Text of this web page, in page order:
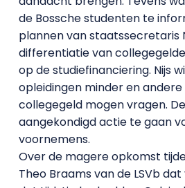
de Bossche studenten te
plannen van staatssecretaris
differentiatie van
op de studiefinanciering. Nijs
opleidingen minder en
collegegeld mogen vragen.
aangekondigd actie te gaan
voornemens.
Over de magere opkomst
Theo Braams van de LSVb